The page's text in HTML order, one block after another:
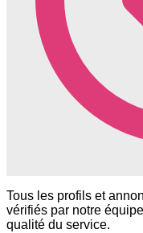
Tous les profils et
vérifiés par notre
qualité du service.